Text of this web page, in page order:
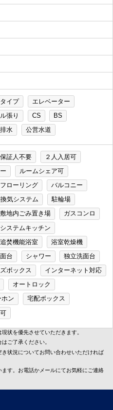
イプ
エレベーター
張り CS
BS
水 公営水道
保証人不要
２人入居可
ルームシェア可
フローリング
バルコニー
気システム
駐輪場
敷地内ごみ置き場
ガスコンロ
システムキッチン
追焚機能浴室
浴室乾燥機
台 シャワー
独立洗面台
ボックス
インターネット対応
オートロック
ン
宅配ボックス
状を優先させていただきます。
ご了承ください。
状況についてお問い合わせいただければ
す。お電話かメールにてお気軽にご連絡